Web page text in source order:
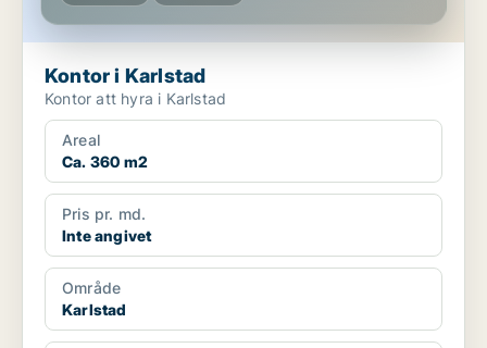
Kontor i Karlstad
Kontor att hyra i Karlstad
Areal
Ca. 360 m2
Pris pr. md.
Inte angivet
Område
Karlstad